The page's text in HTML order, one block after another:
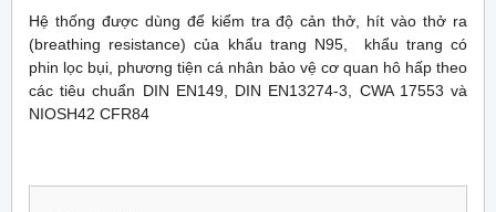
Hệ thống được dùng để kiểm tra độ cản thở, hít vào thở ra
(breathing resistance) của khẩu trang N95, khẩu trang có
phin lọc bụi, phương tiện cá nhân bảo vệ cơ quan hô hấp theo
các tiêu chuẩn DIN EN149, DIN EN13274-3, CWA 17553 và
NIOSH42 CFR84